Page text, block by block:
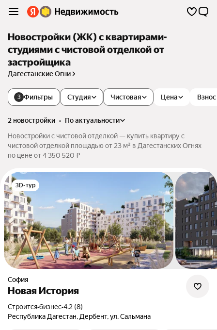
Новостройки (ЖК) с квартирами-
студиями с чистовой отделкой от
застройщика
Дагестанские Огни
3 Фильтры Цена
Студия Чистовая
2 новостройки •
по актуальности
Новостройки с чистовой отделкой — купить квартиру с
чистовой отделкой площадью от 23 м² в Дагестанских Огнях
по цене от 4 350 520 ₽
3D-тур
София
Новая История
Строится•бизнес•4.2 (8)
Республика Дагестан, Дербент, ул. Сальмана